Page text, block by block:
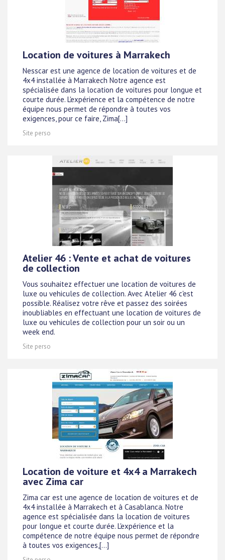
Location de voitures à Marrakech
Nesscar est une agence de location de voitures et de
4x4 installée à Marrakech Notre agence est
spécialisée dans la location de voitures pour longue et
courte durée. L'expérience et la compétence de notre
équipe nous permet de répondre à toutes vos
exigences, pour ce faire, Zima[...]
Site perso
Atelier 46 : Vente et achat de voitures
de collection
Vous souhaitez effectuer une location de voitures de
luxe ou vehicules de collection. Avec Atelier 46 c'est
possible. Réalisez votre rêve et passez des soirées
inoubliables en effectuant une location de voitures de
luxe ou vehicules de collection pour un soir ou un
week end.
Site perso
Location de voiture et 4x4 a Marrakech
avec Zima car
Zima car est une agence de location de voitures et de
4x4 installée à Marrakech et à Casablanca. Notre
agence est spécialisée dans la location de voitures
pour longue et courte durée. L'expérience et la
compétence de notre équipe nous permet de répondre
à toutes vos exigences,[...]